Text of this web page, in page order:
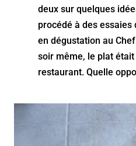
deux sur quelques
procédé à des essaies
en dégustation au
soir même, le plat
restaurant. Quelle